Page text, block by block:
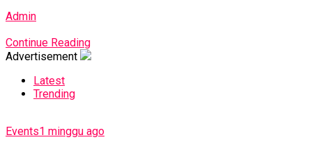
Admin
Continue Reading
Advertisement
Latest
Trending
Events1 minggu ago